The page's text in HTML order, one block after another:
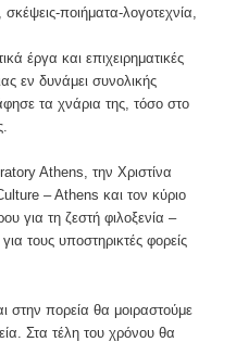
σκέψεις-ποιήματα-λογοτεχνία,
έργα και επιχειρηματικές
εν δυνάμει συνολικής
τα χνάρια της, τόσο στο
Athens, την Χριστίνα
– Athens και τον κύριο
για τη ζεστή φιλοξενία –
τους υποστηρικτές φορείς
στην πορεία θα μοιραστούμε
Στα τέλη του χρόνου θα